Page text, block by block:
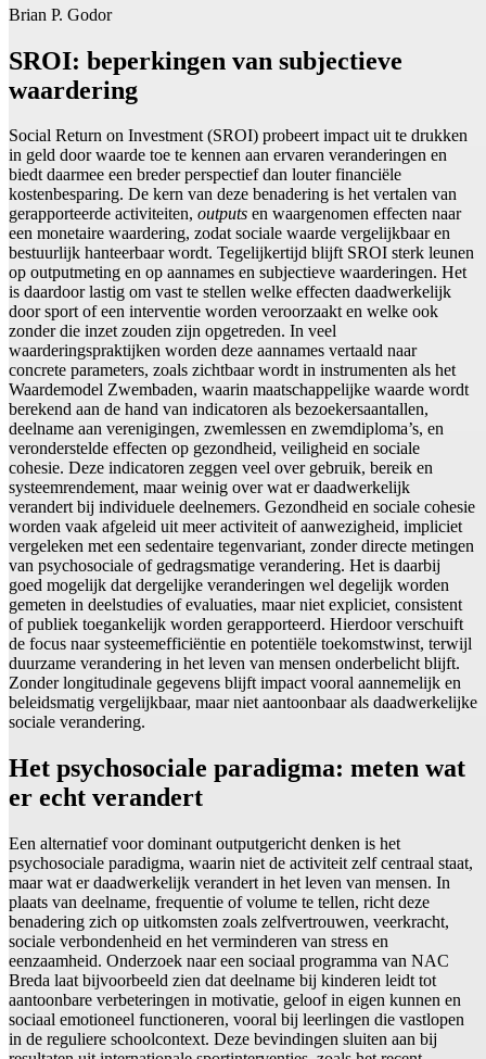
Brian P. Godor
SROI: beperkingen van subjectieve
waardering
Social Return on Investment (SROI) probeert impact uit te drukken
in geld door waarde toe te kennen aan ervaren veranderingen en
biedt daarmee een breder perspectief dan louter financiële
kostenbesparing. De kern van deze benadering is het vertalen van
gerapporteerde activiteiten, outputs en waargenomen effecten naar
een monetaire waardering, zodat sociale waarde vergelijkbaar en
bestuurlijk hanteerbaar wordt. Tegelijkertijd blijft SROI sterk leunen
op outputmeting en op aannames en subjectieve waarderingen. Het
is daardoor lastig om vast te stellen welke effecten daadwerkelijk
door sport of een interventie worden veroorzaakt en welke ook
zonder die inzet zouden zijn opgetreden. In veel
waarderingspraktijken worden deze aannames vertaald naar
concrete parameters, zoals zichtbaar wordt in instrumenten als het
Waardemodel Zwembaden, waarin maatschappelijke waarde wordt
berekend aan de hand van indicatoren als bezoekersaantallen,
deelname aan verenigingen, zwemlessen en zwemdiploma’s, en
veronderstelde effecten op gezondheid, veiligheid en sociale
cohesie. Deze indicatoren zeggen veel over gebruik, bereik en
systeemrendement, maar weinig over wat er daadwerkelijk
verandert bij individuele deelnemers. Gezondheid en sociale cohesie
worden vaak afgeleid uit meer activiteit of aanwezigheid, impliciet
vergeleken met een sedentaire tegenvariant, zonder directe metingen
van psychosociale of gedragsmatige verandering. Het is daarbij
goed mogelijk dat dergelijke veranderingen wel degelijk worden
gemeten in deelstudies of evaluaties, maar niet expliciet, consistent
of publiek toegankelijk worden gerapporteerd. Hierdoor verschuift
de focus naar systeemefficiëntie en potentiële toekomstwinst, terwijl
duurzame verandering in het leven van mensen onderbelicht blijft.
Zonder longitudinale gegevens blijft impact vooral aannemelijk en
beleidsmatig vergelijkbaar, maar niet aantoonbaar als daadwerkelijke
sociale verandering.
Het psychosociale paradigma: meten wat
er echt verandert
Een alternatief voor dominant outputgericht denken is het
psychosociale paradigma, waarin niet de activiteit zelf centraal staat,
maar wat er daadwerkelijk verandert in het leven van mensen. In
plaats van deelname, frequentie of volume te tellen, richt deze
benadering zich op uitkomsten zoals zelfvertrouwen, veerkracht,
sociale verbondenheid en het verminderen van stress en
eenzaamheid. Onderzoek naar een sociaal programma van NAC
Breda laat bijvoorbeeld zien dat deelname bij kinderen leidt tot
aantoonbare verbeteringen in motivatie, geloof in eigen kunnen en
sociaal emotioneel functioneren, vooral bij leerlingen die vastlopen
in de reguliere schoolcontext. Deze bevindingen sluiten aan bij